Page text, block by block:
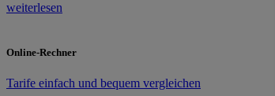
weiterlesen
Online-Rechner
Tarife einfach und bequem vergleichen